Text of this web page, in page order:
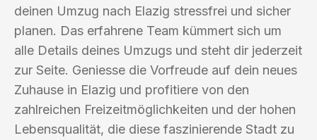
deinen Umzug nach Elazig stressfrei und sicher
planen. Das erfahrene Team kümmert sich um
alle Details deines Umzugs und steht dir jederzeit
zur Seite. Geniesse die Vorfreude auf dein neues
Zuhause in Elazig und profitiere von den
zahlreichen Freizeitmöglichkeiten und der hohen
Lebensqualität, die diese faszinierende Stadt zu